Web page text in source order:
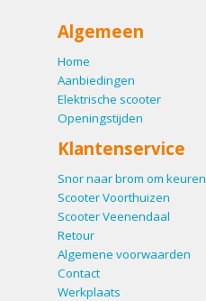
Algemeen
Home
Aanbiedingen
Elektrische scooter
Openingstijden
Klantenservice
Snor naar brom om keuren
Scooter Voorthuizen
Scooter Veenendaal
Retour
Algemene voorwaarden
Contact
Werkplaats